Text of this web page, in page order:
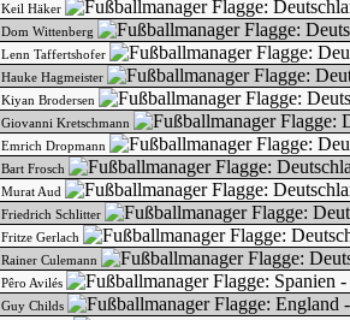
Keil Häker
Dom Wittenberg
Lenn Taffertshofer
Hauke Hagmeister
Kiyan Brodersen
Giovanni Kretschmann
Emrich Dropmann
Bart Frosch
Murat Aud
Friedrich Schlitter
Fritze Gerlach
Rainer Culemann
Pêro Avilés
Guy Childs